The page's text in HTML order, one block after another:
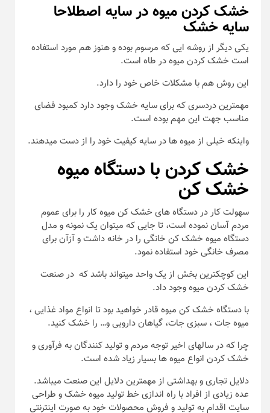
خشک کردن میوه در سایه اصطلاحا
سایه خشک
یکی دیگر از روشه ایی که مرسوم بوده و هنوز هم مورد استفاده
است خشک کردن میوه در طاه است.
این روش هم با مشکلات خاص خود را دارد.
مهمترین دردسری که برای سایه خشک وجود دارد کمبود فضای
مناسب جهت این مهم بوده است.
واینکه خیلی از میوه ها در سایه کیفیت خود را از دست میدهند.
خشک کردن با دستگاه میوه
خشک کن
سهولت کار در دستگاه های خشک کن میوه کار را برای عموم
مردم آسان نموده است، تا جایی که میتوان یک نمونه و مدل
دستگاه میوه خشک کن خانگی را در خانه داشت و آزآن برای
مصرف خانگی خود استفاده نمود.
این کوچکترین بخش از یک واحد میتواند باشد که در صنعت
خشک کردن میوه وجود داد.
با دستگاه خشک کن میوه قادر خواهید بود تا انواع مواد غذایی ،
میوه جات ، سبزی جات، گیاهان دارویی و… را خشک کنید.
چرا که در سالهای اخیر توجه مردم و تولید کنندگان به فرآوری و
خشک کردن انواع میوه ها بسیار زیاد شده است.
دلایل تجاری و بهداشتی از مهمترین دلایل این صنعت میباشد.
عده زیادی از افراد با راه اندازی خط تولید میوه خشک و طراحی
سایت اقدام به تولید و فروش محصولات خود به صورت اینترنتی